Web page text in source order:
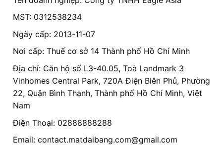
MST: 0312538234
Ngày cấp: 2013-11-07
Nơi cấp: Thuế cơ sở 14 Thành phố Hồ Chí Minh
Địa chỉ: Căn hộ số L3-40.05, Toà Landmark 3
Vinhomes Central Park, 720A Điện Biên Phủ, Phường
22, Quận Bình Thạnh, Thành phố Hồ Chí Minh, Việt
Nam
Điện Thoại: 02888888288
Email: contact.matdaibang.com@gmail.com